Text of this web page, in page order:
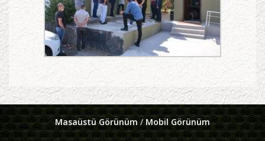
Masaüstü Görünüm/ Mobil Görünüm